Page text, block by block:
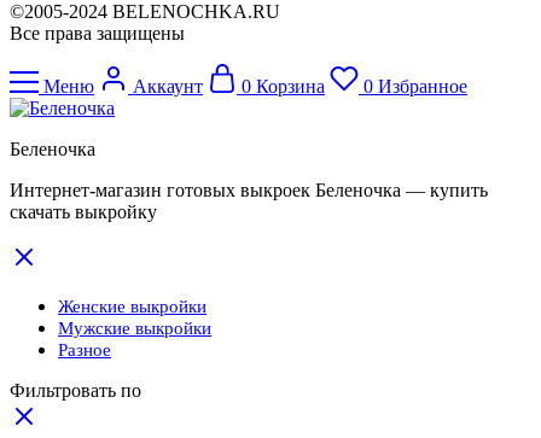
©2005-2024 BELENOCHKA.RU
Все права защищены
Меню Аккаунт 0 Корзина 0 Избранное
Беленочка
Интернет-магазин готовых выкроек Беленочка — купить
скачать выкройку
Женские выкройки
Мужские выкройки
Разное
Фильтровать по